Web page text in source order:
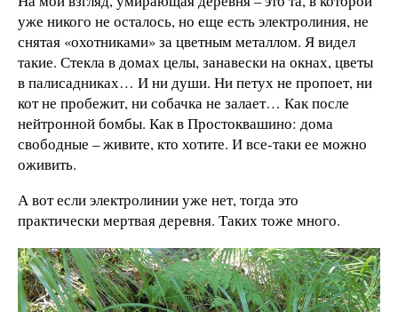
уже никого не осталось, но еще есть электролиния, не
снятая «охотниками» за цветным металлом. Я видел
такие. Стекла в домах целы, занавески на окнах, цветы
в палисадниках… И ни души. Ни петух не пропоет, ни
кот не пробежит, ни собачка не залает… Как после
нейтронной бомбы. Как в Простоквашино: дома
свободные – живите, кто хотите. И все-таки ее можно
оживить.
А вот если электролинии уже нет, тогда это
практически мертвая деревня. Таких тоже много.